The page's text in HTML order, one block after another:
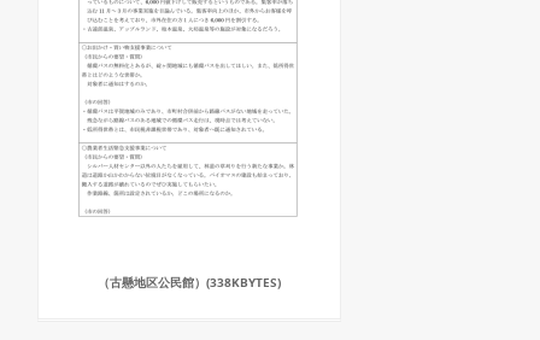
（古懸地区公民館）(338KBYTES)